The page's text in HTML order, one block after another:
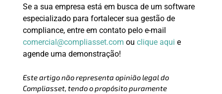
Se a sua empresa está em busca de um software
especializado para fortalecer sua gestão de
compliance, entre em contato pelo e-mail
comercial@compliasset.com ou clique aqui e
agende uma demonstração!
Este artigo não representa opinião legal do
Compliasset, tendo o propósito puramente